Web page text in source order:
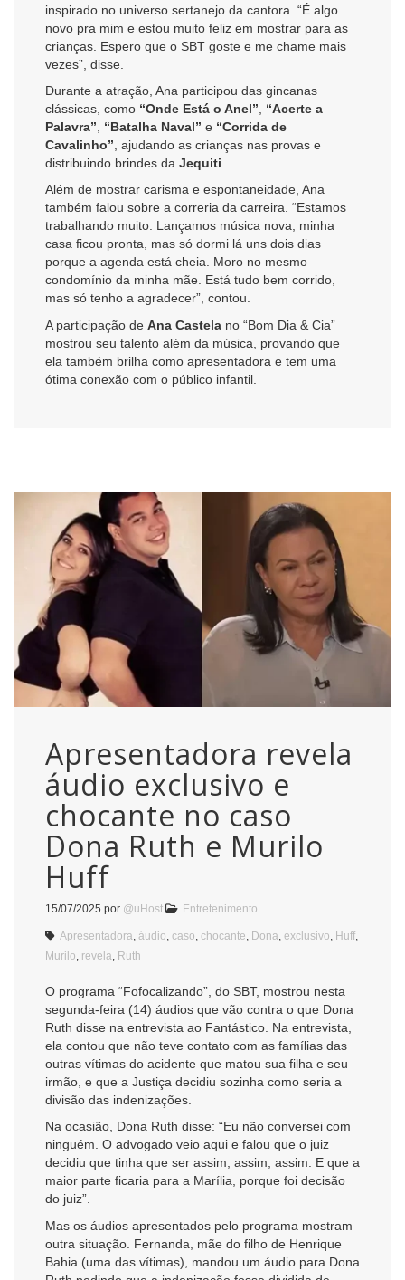
inspirado no universo sertanejo da cantora. “É algo
novo pra mim e estou muito feliz em mostrar para as
crianças. Espero que o SBT goste e me chame mais
vezes”, disse.
Durante a atração, Ana participou das gincanas
clássicas, como “Onde Está o Anel”
“Acerte a
Palavra”
“Batalha Naval” e “Corrida de
Cavalinho” , ajudando as crianças nas provas e
distribuindo brindes da Jequiti
Além de mostrar carisma e espontaneidade, Ana
também falou sobre a correria da carreira. “Estamos
trabalhando muito. Lançamos música nova, minha
casa ficou pronta, mas só dormi lá uns dois dias
porque a agenda está cheia. Moro no mesmo
condomínio da minha mãe. Está tudo bem corrido,
mas só tenho a agradecer”, contou.
A participação de Ana Castela no “Bom Dia & Cia”
mostrou seu talento além da música, provando que
ela também brilha como apresentadora e tem uma
ótima conexão com o público infantil.
Apresentadora revela
áudio exclusivo e
chocante no caso
Dona Ruth e Murilo
Huff
15/07/2025 por @uHost Entretenimento
Apresentadora áudio caso chocante Dona exclusivo Huff
Murilo revela Ruth
O programa “Fofocalizando”, do SBT, mostrou nesta
segunda-feira (14) áudios que vão contra o que Dona
Ruth disse na entrevista ao Fantástico. Na entrevista,
ela contou que não teve contato com as famílias das
outras vítimas do acidente que matou sua filha e seu
irmão, e que a Justiça decidiu sozinha como seria a
divisão das indenizações.
Na ocasião, Dona Ruth disse: “Eu não conversei com
ninguém. O advogado veio aqui e falou que o juiz
decidiu que tinha que ser assim, assim, assim. E que a
maior parte ficaria para a Marília, porque foi decisão
do juiz”.
Mas os áudios apresentados pelo programa mostram
outra situação. Fernanda, mãe do filho de Henrique
Bahia (uma das vítimas), mandou um áudio para Dona